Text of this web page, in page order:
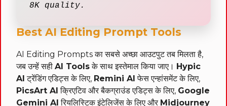
8K quality.
Best AI Editing Prompt Tools
AI Editing Prompts का सबसे अच्छा आउटपुट तब मिलता है,
जब उन्हें सही AI Toolsके साथ इस्तेमाल किया जाए। Hypic
AI ट्रेंडिंग एडिट्स के लिए, Remini AI फेस एन्हांसमेंट के लिए,
PicsArt AI क्रिएटिव और बैकग्राउंड एडिट्स के लिए, Google
Gemini AI रियलिस्टिक इंटेलिजेंस के लिए और Midjourney